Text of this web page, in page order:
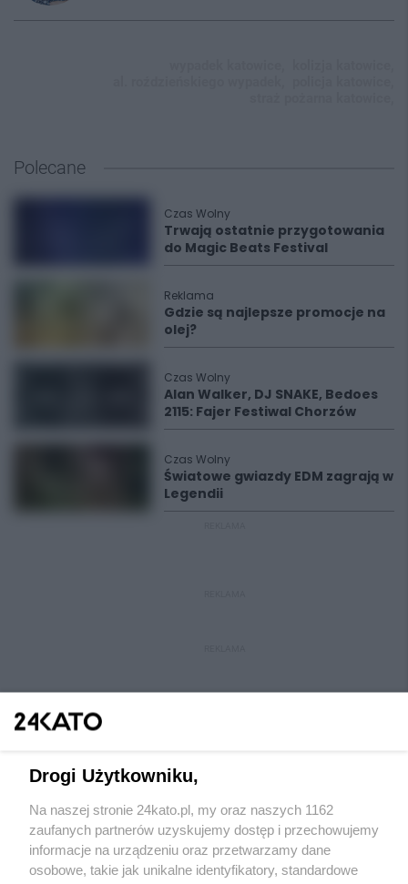
Polecane
Czas Wolny
Trwają ostatnie przygotowania
do Magic Beats Festival
Reklama
Gdzie są najlepsze promocje na
olej?
Czas Wolny
Alan Walker, DJ SNAKE, Bedoes
2115: Fajer Festiwal Chorzów
Czas Wolny
Światowe gwiazdy EDM zagrają w
Legendii
Wydawca mediów lokalnych
Drogi Użytkowniku,
Na naszej stronie 24kato.pl, my oraz naszych 1162
zaufanych partnerów uzyskujemy dostęp i przechowujemy
informacje na urządzeniu oraz przetwarzamy dane
osobowe, takie jak unikalne identyfikatory, standardowe